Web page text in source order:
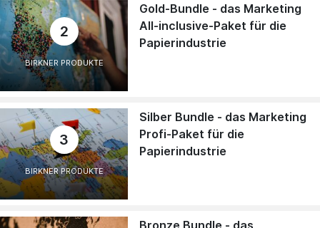
2
BIRKNER PRODUKTE
Gold-Bundle - das Marketing
All-inclusive-Paket für die
Papierindustrie
3
BIRKNER PRODUKTE
Silber Bundle - das Marketing
Profi-Paket für die
Papierindustrie